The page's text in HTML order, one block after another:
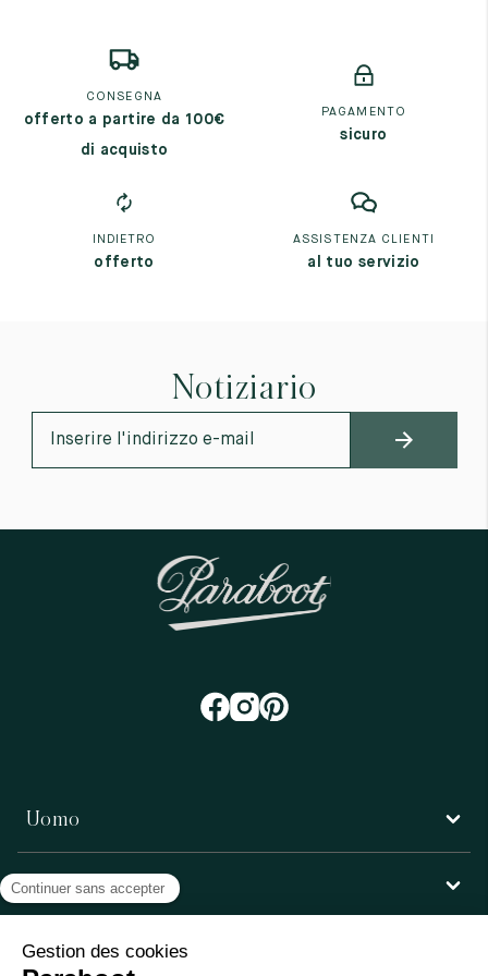
CONSEGNA
offerto a partire da 100€
di acquisto
PAGAMENTO
sicuro
INDIETRO
offerto
ASSISTENZA CLIENTI
al tuo servizio
Notiziario
Uomo
Donna
Servizio clienti